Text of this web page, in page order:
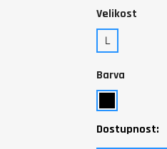
Velikost
L
Barva
Dostupnost: